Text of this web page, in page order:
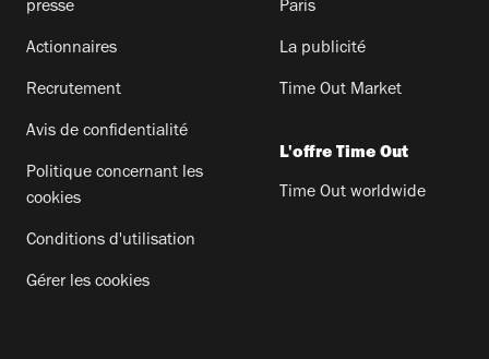
presse
Actionnaires
Recrutement
Avis de confidentialité
Politique concernant les
cookies
Conditions d'utilisation
Gérer les cookies
Paris
La publicité
Time Out Market
L'offre Time Out
Time Out worldwide